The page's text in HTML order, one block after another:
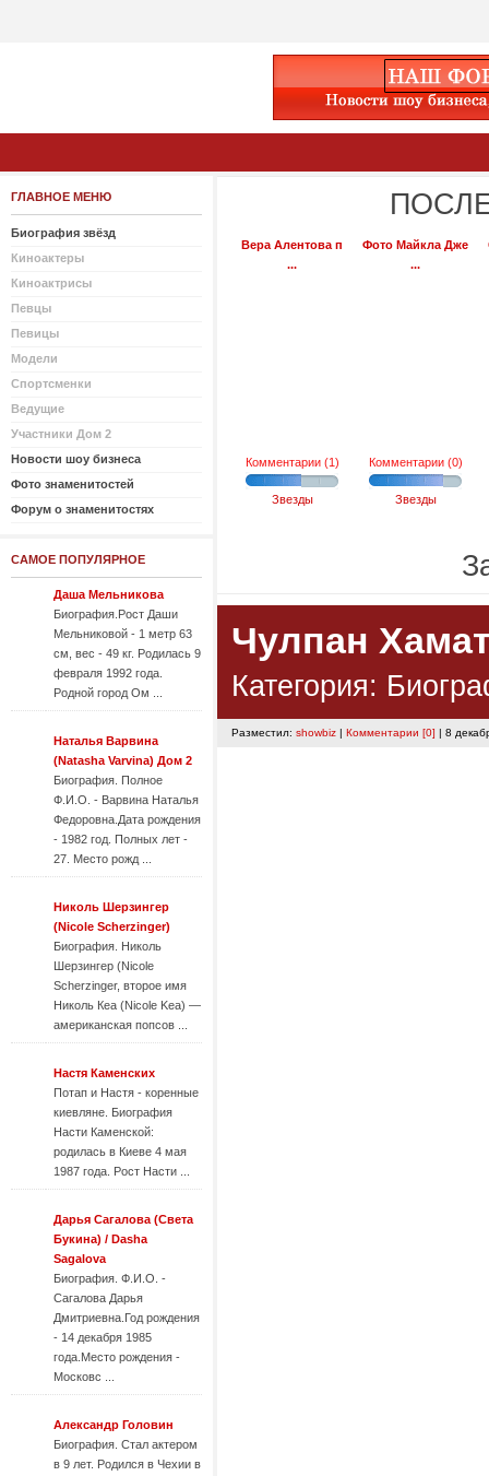
ГЛАВНОЕ МЕНЮ
Биография звёзд
Киноактеры
Киноактрисы
Певцы
Певицы
Модели
Спортсменки
Ведущие
Участники Дом 2
Новости шоу бизнеса
Фото знаменитостей
Форум о знаменитостях
САМОЕ ПОПУЛЯРНОЕ
Даша Мельникова
Биография.Рост Даши
Мельниковой - 1 метр 63
см, вес - 49 кг. Родилась 9
февраля 1992 года.
Родной город Ом ...
Наталья Варвина
(Natasha Varvina) Дом 2
Биография. Полное
Ф.И.О. - Варвина Наталья
Федоровна.Дата рождения
- 1982 год. Полных лет -
27. Место рожд ...
Николь Шерзингер
(Nicole Scherzinger)
Биография. Николь
Шерзингер (Nicole
Scherzinger, второе имя
Николь Кеа (Nicole Kea) —
американская попсов ...
Настя Каменских
Потап и Настя - коренные
киевляне. Биография
Насти Каменской:
родилась в Киеве 4 мая
1987 года. Рост Насти ...
Дарья Сагалова (Света
Букина) / Dasha
Sagalova
Биография. Ф.И.О. -
Сагалова Дарья
Дмитриевна.Год рождения
- 14 декабря 1985
года.Место рождения -
Московс ...
Александр Головин
Биография. Стал актером
в 9 лет. Родился в Чехии в
Вера Алентова п
...
Комментарии (1)
Звезды
Фото Майкла Дже
...
Комментарии (0)
Звезды
Чулпан
Категория:
Разместил: showbiz | Комментарии [0] | 8